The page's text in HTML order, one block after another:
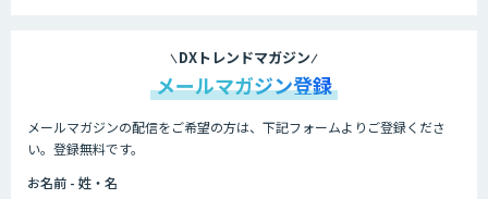
DXトレンドマガジン
メールマガジン登録
メールマガジンの配信をご希望の方は、下記フォームよりご登録くださ
い。登録無料です。
お名前 - 姓・名